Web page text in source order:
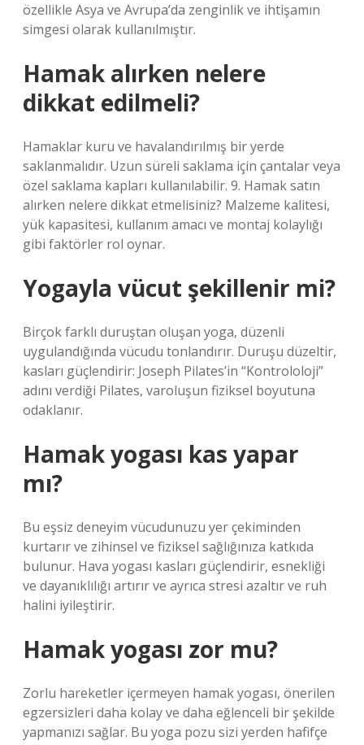
özellikle Asya ve Avrupa’da zenginlik ve ihtişamın
simgesi olarak kullanılmıştır.
Hamak alırken nelere
dikkat edilmeli?
Hamaklar kuru ve havalandırılmış bir yerde
saklanmalıdır. Uzun süreli saklama için çantalar veya
özel saklama kapları kullanılabilir. 9. Hamak satın
alırken nelere dikkat etmelisiniz? Malzeme kalitesi,
yük kapasitesi, kullanım amacı ve montaj kolaylığı
gibi faktörler rol oynar.
Yogayla vücut şekillenir mi?
Birçok farklı duruştan oluşan yoga, düzenli
uygulandığında vücudu tonlandırır. Duruşu düzeltir,
kasları güçlendirir: Joseph Pilates’in “Kontrololoji”
adını verdiği Pilates, varoluşun fiziksel boyutuna
odaklanır.
Hamak yogası kas yapar
mı?
Bu eşsiz deneyim vücudunuzu yer çekiminden
kurtarır ve zihinsel ve fiziksel sağlığınıza katkıda
bulunur. Hava yogası kasları güçlendirir, esnekliği
ve dayanıklılığı artırır ve ayrıca stresi azaltır ve ruh
halini iyileştirir.
Hamak yogası zor mu?
Zorlu hareketler içermeyen hamak yogası, önerilen
egzersizleri daha kolay ve daha eğlenceli bir şekilde
yapmanızı sağlar. Bu yoga pozu sizi yerden hafifçe